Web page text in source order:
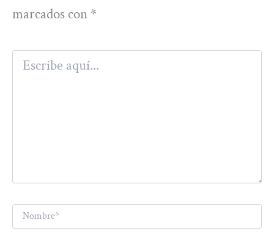
marcados con *
Escribe
aquí...
Nombre*